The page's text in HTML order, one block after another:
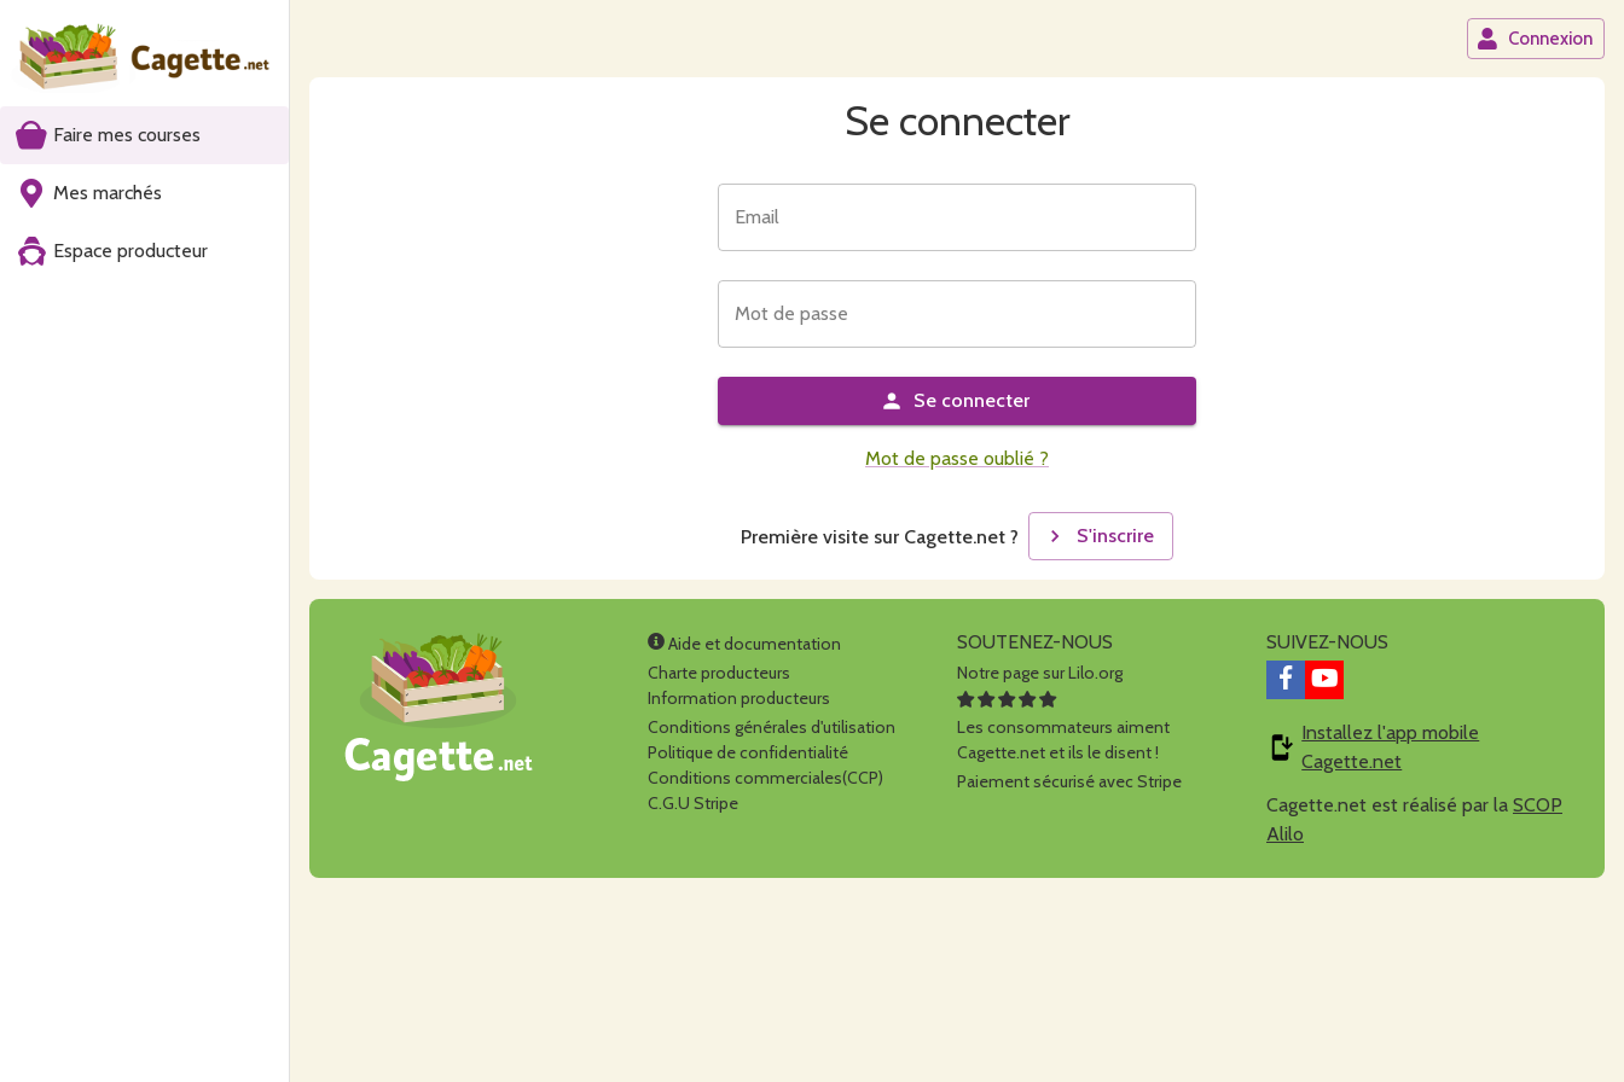
Faire mes courses
Mes marchés
Espace producteur
Connexion
Se connecter
Email
Mot de passe
Se connecter
Mot de passe oublié ?
Première visite sur Cagette.net ? S'inscrire
Aide et documentation
Charte producteurs
Information producteurs
Conditions générales d'utilisation
Politique de confidentialité
Conditions commerciales(CCP)
C.G.U Stripe
SOUTENEZ-NOUS
Notre page sur Lilo.org
Les consommateurs aiment
Cagette.net et ils le disent !
Paiement sécurisé avec Stripe
SUIVEZ-NOUS
Installez l'app mobile
Cagette.net
Cagette.net est réalisé par la SCOP
Alilo